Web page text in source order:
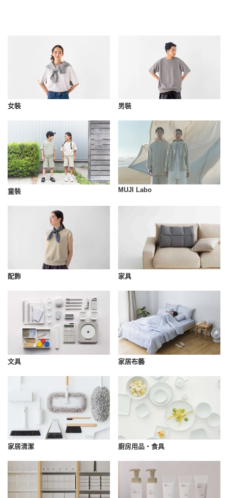
女裝 男裝
童裝 MUJI Labo
配飾 家具
文具 家居布藝
家居清潔 廚房用品・食具